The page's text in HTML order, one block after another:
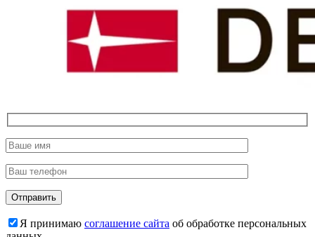
Я принимаю соглашение сайта об обработке персональных